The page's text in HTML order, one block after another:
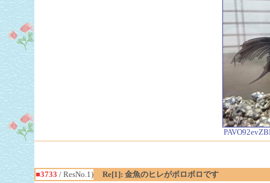
■3733 / ResNo.1) Re[1]: 金魚のヒレがボロボロです